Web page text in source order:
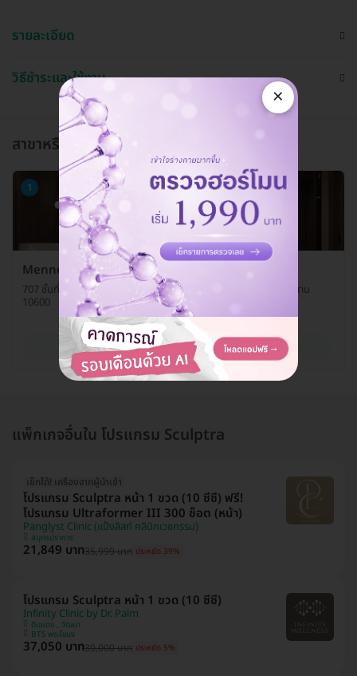
รายละเอียด
วิธีชำระและใช้งาน
สาขาหรือแผนกที่ให้บริการ
1
Menness Wellness
707 ชั้นที่ G ห้องเลขที่ G6 ถ. เจริญนคร แขวงคลองต้นไทร เขตคลองสาน
10600
ดูรายละเอียด
แพ็กเกจอื่นใน โปรแกรม Sculptra
เช็กได้! เครื่องจากผู้นำเข้า
โปรแกรม Sculptra หน้า 1 ขวด (10 ซีซี) ฟรี!
โปรแกรม Ultraformer III 300 ช็อต (หน้า)
Panglyst Clinic (แป้งลิสท์ คลินิกเวชกรรม)
สมุทรปราการ
21,849 บาท35,999 บาท ประหยัด 39%
โปรแกรม Sculptra หน้า 1 ขวด (10 ซีซี)
Infinity Clinic by Dr. Palm
ดินแดง , วัฒนา
BTS พระโขนง
37,050 บาท39,000 บาท ประหยัด 5%
×